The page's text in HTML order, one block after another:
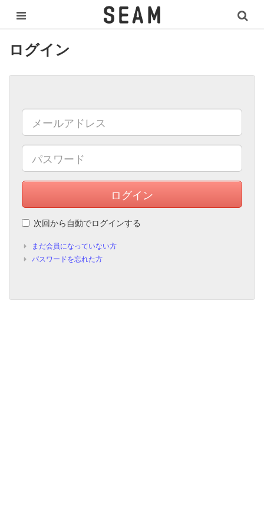
ログイン
ログイン
次回から自動でログインする
まだ会員になっていない方
パスワードを忘れた方